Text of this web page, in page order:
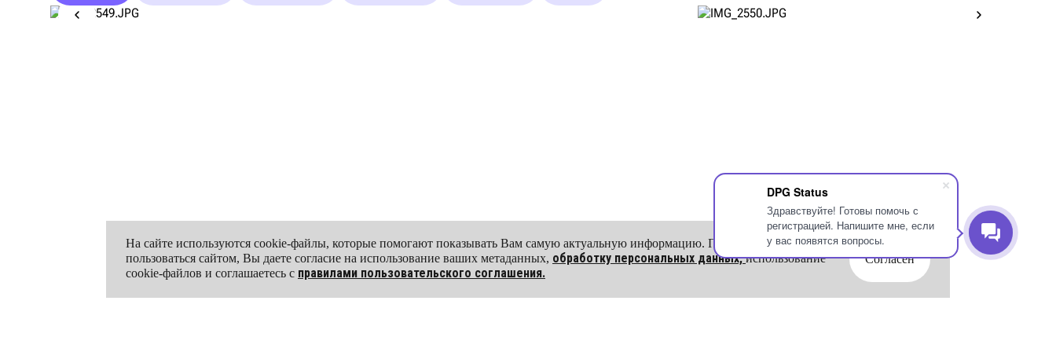
DPG Status
Здравствуйте! Готовы помочь с
регистрацией. Напишите мне, если
у вас появятся вопросы.
На сайте используются cookie-файлы, которые помогают показывать Вам самую актуальную информацию. Продолжая
пользоваться сайтом, Вы даете согласие на использование ваших метаданных, обработку персональных данных,использование
cookie-файлов и соглашаетесь с правилами пользовательского соглашения.
Согласен